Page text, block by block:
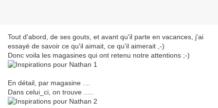
Tout d'abord, de ses gouts, et avant qu'il parte en vacances, j'ai
essayé de savoir ce qu'il aimait, ce qu'il aimerait ,-)
Donc voila les magasines qui ont retenu notre attentions ;-)
En détail, par magasine ....
Dans celui_ci, on trouve .....